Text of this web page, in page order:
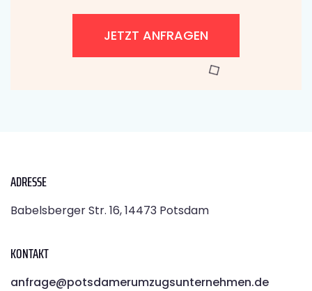
JETZT ANFRAGEN
ADRESSE
Babelsberger Str. 16, 14473 Potsdam
KONTAKT
anfrage@potsdamerumzugsunternehmen.de